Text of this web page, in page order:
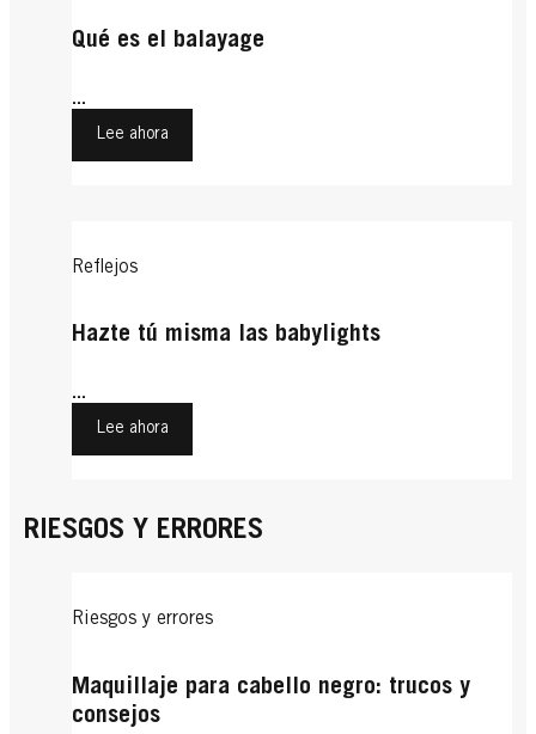
Qué es el balayage
...
Lee ahora
Reflejos
Hazte tú misma las babylights
...
Lee ahora
RIESGOS Y ERRORES
Riesgos y errores
Maquillaje para cabello negro: trucos y
consejos